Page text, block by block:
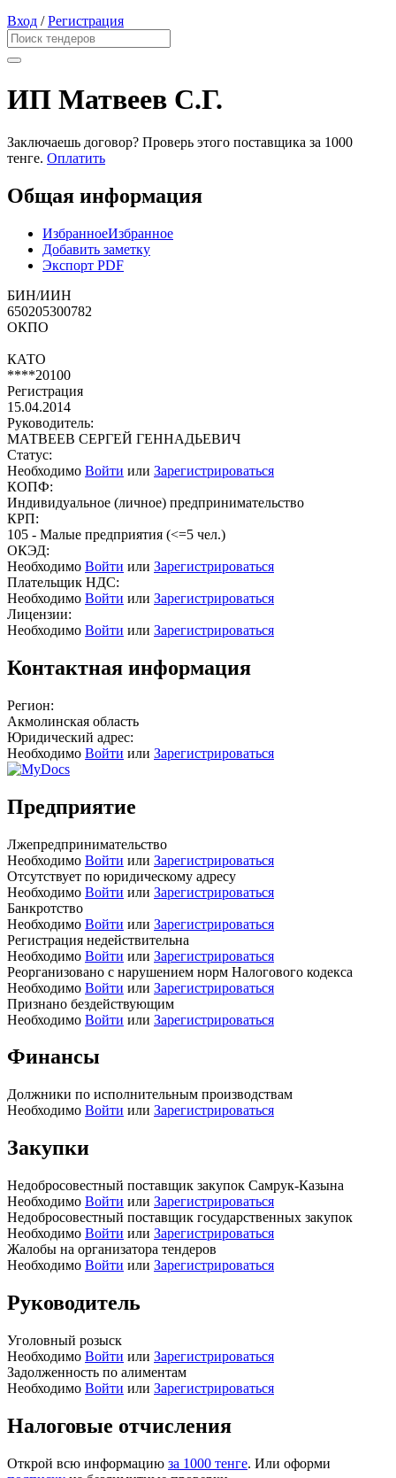
Вход /Регистрация
ИП Матвеев С.Г.
Заключаешь договор? Проверь этого поставщика за 1000
тенге. Оплатить
Общая информация
ИзбранноеИзбранное
Добавить заметку
Экспорт PDF
БИН/ИИН
650205300782
ОКПО
КАТО
****20100
Регистрация
15.04.2014
Руководитель:
МАТВЕЕВ СЕРГЕЙ ГЕННАДЬЕВИЧ
Статус:
Необходимо Войти или Зарегистрироваться
КОПФ:
Индивидуальное (личное) предпринимательство
КРП:
105 - Малые предприятия (<=5 чел.)
ОКЭД:
Необходимо Войти или Зарегистрироваться
Плательщик НДС:
Необходимо Войти или Зарегистрироваться
Лицензии:
Необходимо Войти или Зарегистрироваться
Контактная информация
Регион:
Акмолинская область
Юридический адрес:
Необходимо Войти или Зарегистрироваться
Предприятие
Лжепредпринимательство
Необходимо Войти или Зарегистрироваться
Отсутствует по юридическому адресу
Необходимо Войти или Зарегистрироваться
Банкротство
Необходимо Войти или Зарегистрироваться
Регистрация недействительна
Необходимо Войти или Зарегистрироваться
Реорганизовано с нарушением норм Налогового кодекса
Необходимо Войти или Зарегистрироваться
Признано бездействующим
Необходимо Войти или Зарегистрироваться
Финансы
Должники по исполнительным производствам
Необходимо Войти или Зарегистрироваться
Закупки
Недобросовестный поставщик закупок Самрук-Казына
Необходимо Войти или Зарегистрироваться
Недобросовестный поставщик государственных закупок
Необходимо Войти или Зарегистрироваться
Жалобы на организатора тендеров
Необходимо Войти или Зарегистрироваться
Руководитель
Уголовный розыск
Необходимо Войти или Зарегистрироваться
Задолженность по алиментам
Необходимо Войти или Зарегистрироваться
Налоговые отчисления
Открой всю информацию за 1000 тенге. Или оформи